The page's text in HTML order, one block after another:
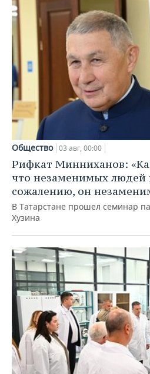
Общество 03 авг, 00:00
Рифкат Минниханов:
что незаменимых людей
сожалению, он
В Татарстане прошел семинар
Хузина